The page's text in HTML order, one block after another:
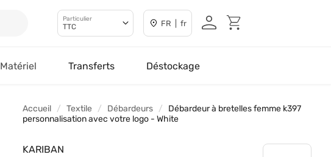
Particulier
TTC FR | fr
Matériel Transferts Déstockage
Accueil Textile Débardeurs
Débardeur à bretelles femme k397
personnalisation avec votre logo - White
KARIBAN